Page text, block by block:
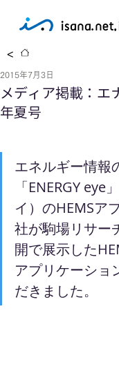
<
メディア掲載：エ
年夏号
2015年7月3日
エネルギー情報
「ENERGY eye
イ）のHEMSア
社が駒場リサー
開で展示した
アプリケーショ
だきました。